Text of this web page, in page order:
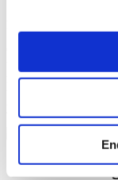
5 och 10 år för en
Om man tar ett
ränta + amortering)
tidigare. Allteftersom
Goda råd är